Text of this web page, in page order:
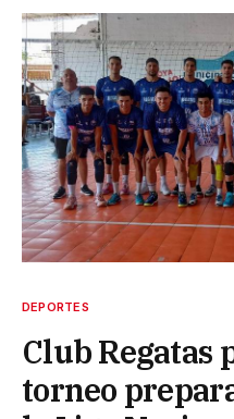
DEPORTES
Club Regatas
torneo